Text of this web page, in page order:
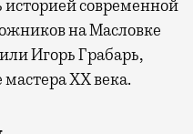
историей современной
на Масловке
Игорь Грабарь,
XX века.